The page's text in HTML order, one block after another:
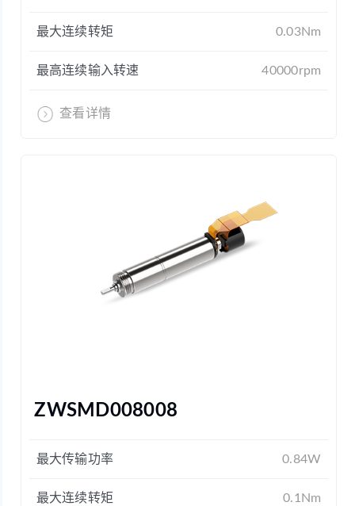
最大连续转矩 0.03Nm
最高连续输入转速 40000rpm
查看详情
ZWSMD008008
最大传输功率 0.84W
最大连续转矩 0.1Nm